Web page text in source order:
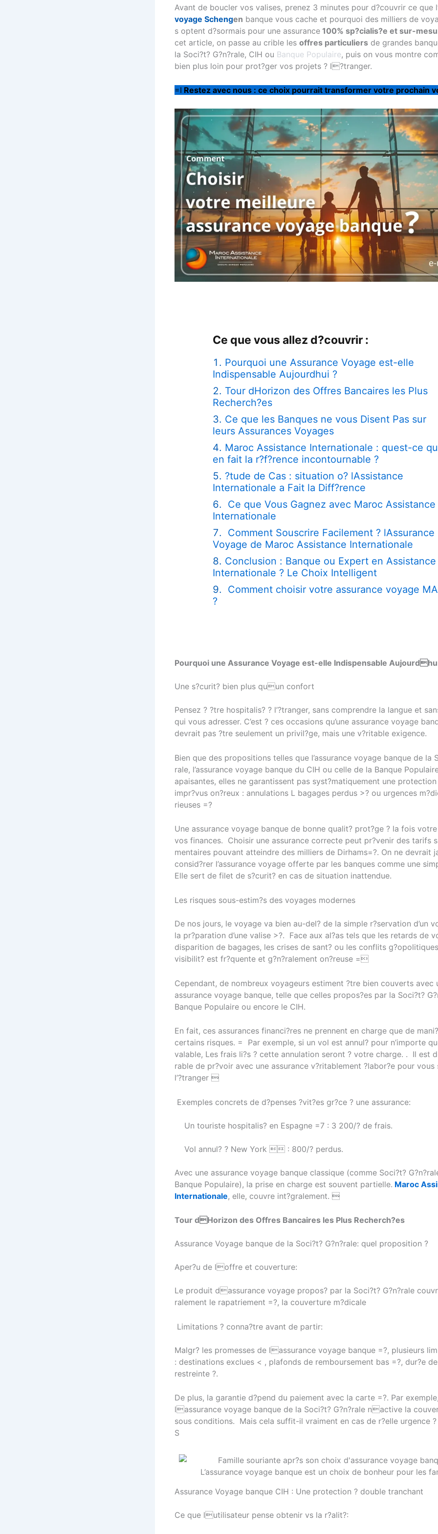
Avant de boucler vos valises, prenez 3 minutes pour d?couvrir ce que
voyage Schengen banque vous cache et pourquoi des milliers de
s optent d?sormais pour une assurance 100% sp?cialis?e et sur-
cet article, on passe au crible les offres particuliers de grandes
la Soci?t? G?n?rale, CIH ou Banque Populaire, puis on vous montre
bien plus loin pour prot?ger vos projets ? l?tranger.
=I Restez avec nous : ce choix pourrait transformer votre prochain
Ce que vous allez d?couvrir :
Pourquoi une Assurance Voyage est-elle
Indispensable Aujourdhui ?
Tour dHorizon des Offres Bancaires les Plus
Recherch?es
Ce que les Banques ne vous Disent Pas sur
leurs Assurances Voyages
Maroc Assistance Internationale : quest-ce
en fait la r?f?rence incontournable ?
?tude de Cas : situation o? lAssistance
Internationale a Fait la Diff?rence
Ce que Vous Gagnez avec Maroc Assistance
Internationale
Comment Souscrire Facilement ? lAssurance
Voyage de Maroc Assistance Internationale
Conclusion : Banque ou Expert en Assistance
Internationale ? Le Choix Intelligent
Comment choisir votre assurance voyage
?
Pourquoi une Assurance Voyage est-elle Indispensable
Une s?curit? bien plus quun confort
Pensez ? ?tre hospitalis? ? l’?tranger, sans comprendre la langue et
qui vous adresser. C’est ? ces occasions qu’une assurance voyage
devrait pas ?tre seulement un privil?ge, mais une v?ritable exigence.
Bien que des propositions telles que l’assurance voyage banque de la
rale, l’assurance voyage banque du CIH ou celle de la Banque
apaisantes, elles ne garantissent pas syst?matiquement une
impr?vus on?reux : annulations L bagages perdus >? ou urgences
rieuses =?
Une assurance voyage banque de bonne qualit? prot?ge ? la fois
vos finances. Choisir une assurance correcte peut pr?venir des tarifs
mentaires pouvant atteindre des milliers de Dirhams=?. On ne devrait
consid?rer l’assurance voyage offerte par les banques comme une
Elle sert de filet de s?curit? en cas de situation inattendue.
Les risques sous-estim?s des voyages modernes
De nos jours, le voyage va bien au-del? de la simple r?servation
la pr?paration d’une valise >?. Face aux al?as tels que les retards de
disparition de bagages, les crises de sant? ou les conflits
visibilit? est fr?quente et g?n?ralement on?reuse =
Cependant, de nombreux voyageurs estiment ?tre bien couverts avec
assurance voyage banque, telle que celles propos?es par la Soci?t?
Banque Populaire ou encore le CIH.
En fait, ces assurances financi?res ne prennent en charge que de
certains risques. = Par exemple, si un vol est annul? pour n’importe
valable, Les frais li?s ? cette annulation seront ? votre charge. . Il est
rable de pr?voir avec une assurance v?ritablement ?labor?e pour vous
l’?tranger 
Exemples concrets de d?penses ?vit?es gr?ce ? une assurance:
Un touriste hospitalis? en Espagne =7 : 3 200/? de frais.
Vol annul? ? New York  : 800/? perdus.
Avec une assurance voyage banque classique (comme Soci?t?
Banque Populaire), la prise en charge est souvent partielle. Maroc
Internationale, elle, couvre int?gralement. 
Tour dHorizon des Offres Bancaires les Plus Recherch?es
Assurance Voyage banque de la Soci?t? G?n?rale: quel proposition ?
Aper?u de loffre et couverture:
Le produit dassurance voyage propos? par la Soci?t? G?n?rale
ralement le rapatriement =?, la couverture m?dicale
Limitations ? conna?tre avant de partir:
Malgr? les promesses de lassurance voyage banque =?, plusieurs
: destinations exclues < , plafonds de remboursement bas =?, dur?e
restreinte ?.
De plus, la garantie d?pend du paiement avec la carte =?. Par
lassurance voyage banque de la Soci?t? G?n?rale nactive la
sous conditions. Mais cela suffit-il vraiment en cas de r?elle urgence
S
L’assurance voyage banque est un choix de bonheur pour les
Assurance Voyage banque CIH : Une protection ? double tranchant
Ce que lutilisateur pense obtenir vs la r?alit?: